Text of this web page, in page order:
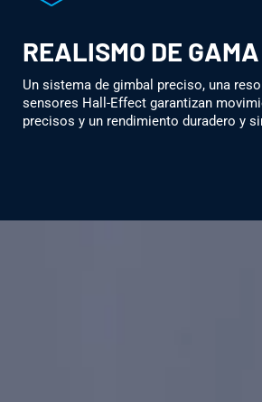
REALISMO DE
Un sistema de gimbal preciso, una
sensores Hall-Effect garantizan
precisos y un rendimiento duradero y